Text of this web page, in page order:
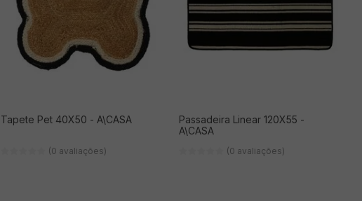
Tapete Pet 40X50 - A\CASA
(0 avaliações)
Passadeira Linear 120X55 -
A\CASA
(0 avaliações)